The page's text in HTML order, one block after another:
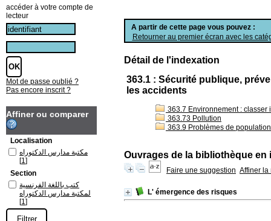
A partir de cette page vous pouvez :
Retourner au premier écran avec les
Détail de l'indexation
363.1 : Sécurité publique,
les accidents
363.7 Environnement :
363.73 Pollution
363.9 Problèmes de population
Ouvrages de la bibliothèque en
Faire une suggestion Affiner la
L' émergence des risques
accéder à votre compte de
lecteur
Mot de passe oublié ?
Pas encore inscrit ?
Affiner ou comparer
Localisation
مكتبة مدارس الدكتوراه
[1]
Section
كتب باللغة الفرنسية
لمكتبة مدارس الدكتوراه
[1]